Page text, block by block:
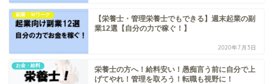
副業・Ｗワーク
【栄養士・管理栄養士でもできる】週末起業の副
業12選【自分の力で稼ぐ！】
2020年7月3日
お金・給料
栄養士の方へ！給料安い！愚痴言う前に自分で上
げてやれ！管理を取ろう！転職も視野に！